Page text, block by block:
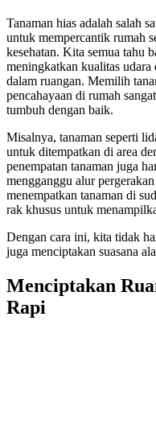
Tanaman hias adalah salah
untuk mempercantik rumah
kesehatan. Kita semua tahu
meningkatkan kualitas udara
dalam ruangan. Memilih
pencahayaan di rumah
tumbuh dengan baik.
Misalnya, tanaman seperti
untuk ditempatkan di area
penempatan tanaman juga
mengganggu alur
menempatkan tanaman di
rak khusus untuk
Dengan cara ini, kita tidak
juga menciptakan suasana
Menciptakan
Rapi